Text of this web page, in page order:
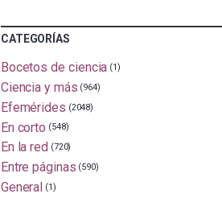
CATEGORÍAS
Bocetos de ciencia (1)
Ciencia y más (964)
Efemérides (2048)
En corto (548)
En la red (720)
Entre páginas (590)
General (1)